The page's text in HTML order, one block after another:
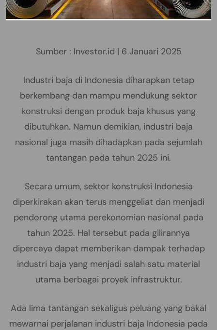
Sumber : Investor.id | 6 Januari 2025
Industri baja di Indonesia diharapkan tetap
berkembang dan mampu mendukung sektor
konstruksi dengan produk baja khusus yang
dibutuhkan. Namun demikian, industri baja
nasional juga masih dihadapkan pada sejumlah
tantangan pada tahun 2025 ini.
Secara umum, sektor konstruksi Indonesia
diperkirakan akan terus menggeliat dan menjadi
pendorong utama perekonomian nasional pada
tahun 2025. Hal tersebut pada gilirannya
dipercaya dapat memberikan dampak terhadap
industri baja yang menjadi salah satu material
utama berbagai proyek infrastruktur.
Ada lima tantangan sekaligus peluang yang bakal
mewarnai perjalanan industri baja Indonesia pada